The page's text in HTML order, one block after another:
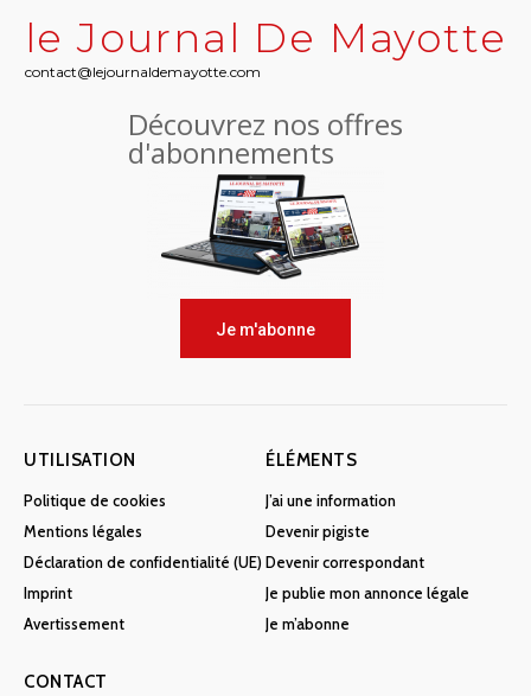
le Journal De Mayotte
contact@lejournaldemayotte.com
Découvrez nos offres
d'abonnements
Je m'abonne
UTILISATION
Politique de cookies
Mentions légales
Déclaration de confidentialité (UE)
Imprint
Avertissement
ÉLÉMENTS
J’ai une information
Devenir pigiste
Devenir correspondant
Je publie mon annonce légale
Je m’abonne
CONTACT